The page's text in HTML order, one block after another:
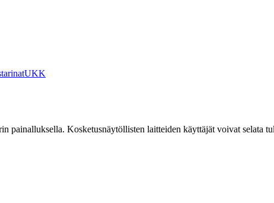
UKK
Kosketusnäytöllisten laitteiden käyttäjät voivat selata